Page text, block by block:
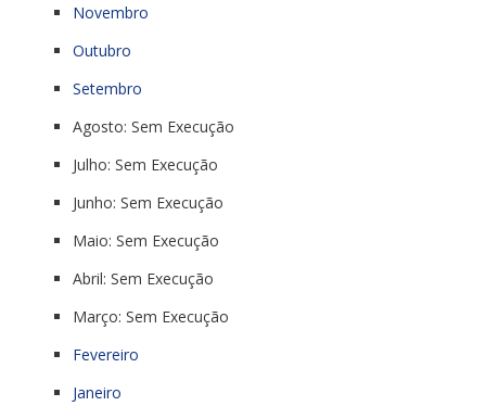
Novembro
Outubro
Setembro
Agosto: Sem Execução
Julho: Sem Execução
Junho: Sem Execução
Maio: Sem Execução
Abril: Sem Execução
Março: Sem Execução
Fevereiro
Janeiro